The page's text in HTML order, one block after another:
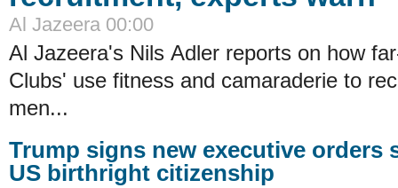
Al Jazeera 00:00
Al Jazeera's Nils Adler reports on how
Clubs' use fitness and camaraderie to
men...
Trump signs new executive orders
US birthright citizenship